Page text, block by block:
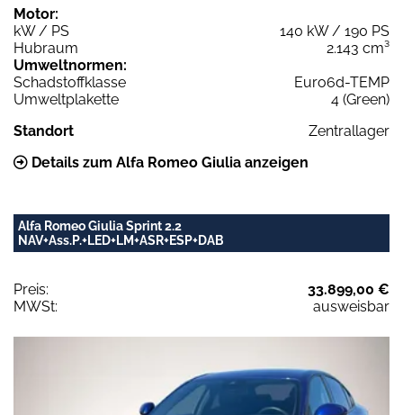
Motor:
kW / PS
140 kW / 190 PS
Hubraum
2.143 cm³
Umweltnormen:
Schadstoffklasse
Euro6d-TEMP
Umweltplakette
4 (Green)
Standort
Zentrallager
Details zum Alfa Romeo Giulia anzeigen
Alfa Romeo Giulia Sprint 2.2
NAV+Ass.P.+LED+LM+ASR+ESP+DAB
Preis:
33.899,00 €
MWSt:
ausweisbar